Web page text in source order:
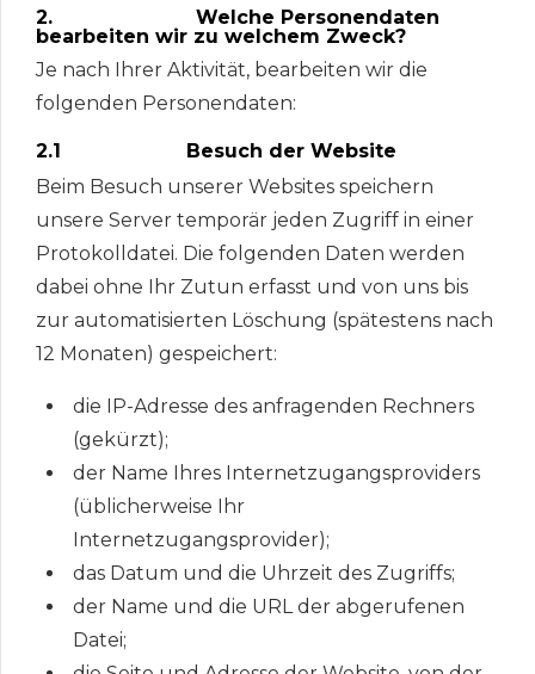
2. Welche Personendaten
bearbeiten wir zu welchem Zweck?
Je nach Ihrer Aktivität, bearbeiten wir die
folgenden Personendaten:
2.1 Besuch der Website
Beim Besuch unserer Websites speichern
unsere Server temporär jeden Zugriff in einer
Protokolldatei. Die folgenden Daten werden
dabei ohne Ihr Zutun erfasst und von uns bis
zur automatisierten Löschung (spätestens nach
12 Monaten) gespeichert:
die IP-Adresse des anfragenden Rechners
(gekürzt);
der Name Ihres Internetzugangsproviders
(üblicherweise Ihr
Internetzugangsprovider);
das Datum und die Uhrzeit des Zugriffs;
der Name und die URL der abgerufenen
Datei;